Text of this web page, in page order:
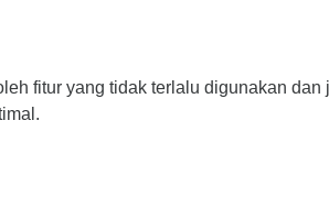
fitur yang tidak terlalu digunakan dan